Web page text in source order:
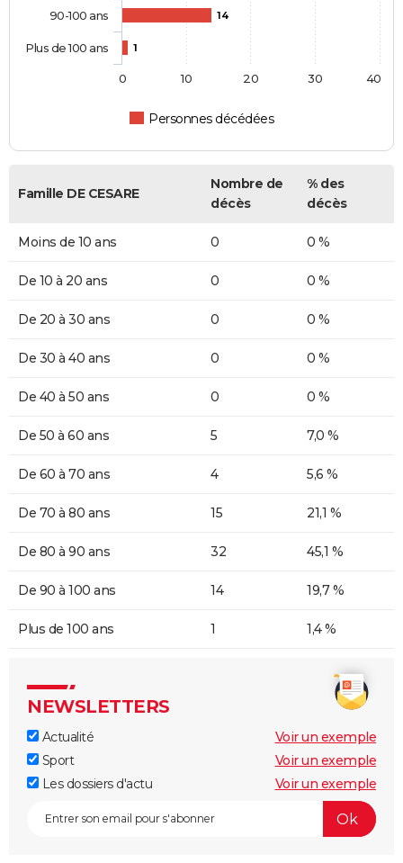
14
1
Personnes décédées
90-100 ans
Plus de 100 ans
0 10 20 30 40
Famille DE CESARE
Nombre de
décès
% des
décès
Moins de 10 ans 0 0 %
De 10 à 20 ans 0 0 %
De 20 à 30 ans 0 0 %
De 30 à 40 ans 0 0 %
De 40 à 50 ans 0 0 %
De 50 à 60 ans 5 7,0 %
De 60 à 70 ans 4 5,6 %
De 70 à 80 ans 15 21,1 %
De 80 à 90 ans 32 45,1 %
De 90 à 100 ans 14 19,7 %
Plus de 100 ans 1 1,4 %
NEWSLETTERS
Actualité
Voir un exemple
Sport
Voir un exemple
Les dossiers d'actu
Voir un exemple